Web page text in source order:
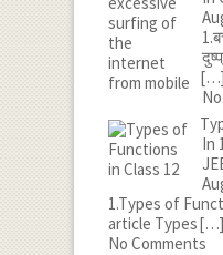
[…]
In
1.Types of
article Types[…]
No Comments